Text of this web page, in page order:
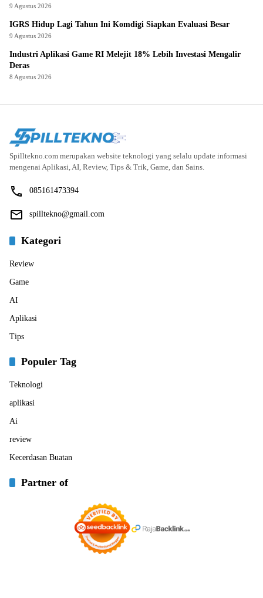
9 Agustus 2026
IGRS Hidup Lagi Tahun Ini Komdigi Siapkan Evaluasi Besar
9 Agustus 2026
Industri Aplikasi Game RI Melejit 18% Lebih Investasi Mengalir
Deras
8 Agustus 2026
Spilltekno.com merupakan website teknologi yang selalu update informasi
mengenai Aplikasi, AI, Review, Tips & Trik, Game, dan Sains.
085161473394
spilltekno@gmail.com
Kategori
Review
Game
AI
Aplikasi
Tips
Populer Tag
Teknologi
aplikasi
Ai
review
Kecerdasan Buatan
Partner of